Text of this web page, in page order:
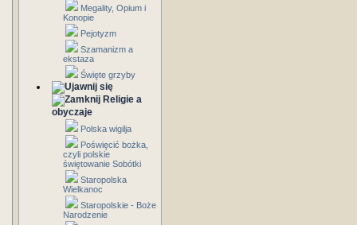
Megality, Opium i
Konopie
Pejotyzm
Szamanizm a
ekstaza
Święte grzyby
Religie a
obyczaje
Polska wigilja
Poświęcić bożka,
czyli polskie
świętowanie Sobótki
Staropolska
Wielkanoc
Staropolskie - Boże
Narodzenie